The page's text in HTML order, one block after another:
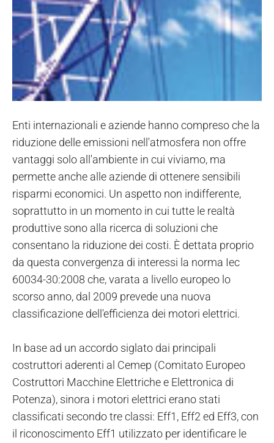
Enti internazionali e aziende hanno compreso che la
riduzione delle emissioni nell'atmosfera non offre
vantaggi solo all'ambiente in cui viviamo, ma
permette anche alle aziende di ottenere sensibili
risparmi economici. Un aspetto non indifferente,
soprattutto in un momento in cui tutte le realtà
produttive sono alla ricerca di soluzioni che
consentano la riduzione dei costi. È dettata proprio
da questa convergenza di interessi la norma Iec
60034-30:2008 che, varata a livello europeo lo
scorso anno, dal 2009 prevede una nuova
classificazione dell'efficienza dei motori elettrici.
In base ad un accordo siglato dai principali
costruttori aderenti al Cemep (Comitato Europeo
Costruttori Macchine Elettriche e Elettronica di
Potenza), sinora i motori elettrici erano stati
classificati secondo tre classi: Eff1, Eff2 ed Eff3, con
il riconoscimento Eff1 utilizzato per identificare le